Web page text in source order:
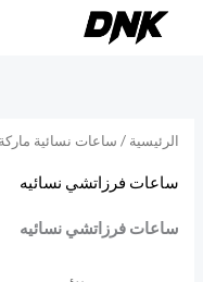
تخطي
الرئيسية / ساعات نسائية ماركة
ساعات فرزاتشي نسائيه
ساعات فرزاتشي نسائيه